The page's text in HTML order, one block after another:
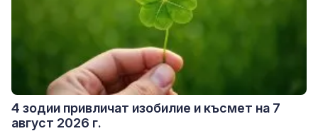
4 зодии привличат изобилие и късмет на 7
август 2026 г.